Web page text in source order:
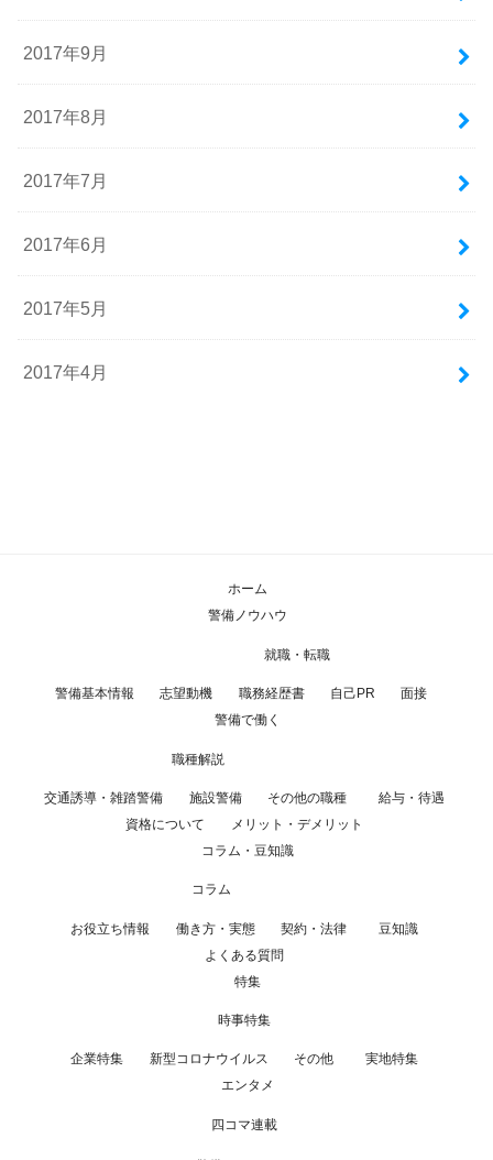
2017年9月
2017年8月
2017年7月
2017年6月
2017年5月
2017年4月
ホーム
警備ノウハウ
警備基本情報
就職・転職
志望動機 職務経歴書 自己PR
面接
警備で働く
職種解説
交通誘導・雑踏警備 施設警備 その他の職種
給与・待遇
資格について
メリット・デメリット
コラム・豆知識
コラム
お役立ち情報 働き方・実態 契約・法律
豆知識
よくある質問
特集
企業特集
時事特集
新型コロナウイルス その他
実地特集
エンタメ
四コマ連載